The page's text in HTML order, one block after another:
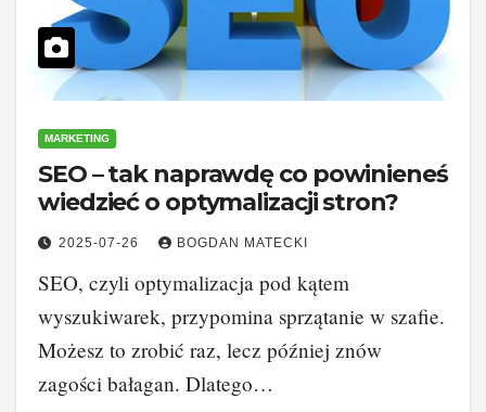
MARKETING
SEO – tak naprawdę co powinieneś
wiedzieć o optymalizacji stron?
2025-07-26 BOGDAN MATECKI
SEO, czyli optymalizacja pod kątem
wyszukiwarek, przypomina sprzątanie w szafie.
Możesz to zrobić raz, lecz później znów
zagości bałagan. Dlatego…